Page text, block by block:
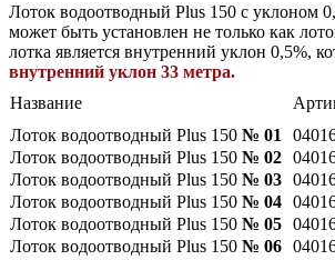
Лоток водоотводный Plus 150 с уклоном
может быть установлен не только как
лотка является внутренний уклон
внутренний уклон 33 метра.
Название
Лоток водоотводный Plus 150 № 01
Лоток водоотводный Plus 150 № 02
Лоток водоотводный Plus 150 № 03
Лоток водоотводный Plus 150 № 04
Лоток водоотводный Plus 150 № 05
Лоток водоотводный Plus 150 № 06